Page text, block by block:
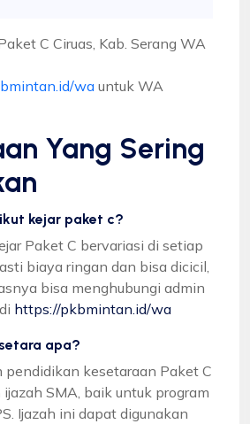
C Ciruas, Kab. Serang WA
wa untuk WA
Yang Sering
kejar paket c?
Paket C bervariasi di setiap
biaya ringan dan bisa dicicil,
bisa menghubungi admin
https://pkbmintan.id/wa
apa?
pendidikan kesetaraan Paket C
SMA, baik untuk program
Ijazah ini dapat digunakan